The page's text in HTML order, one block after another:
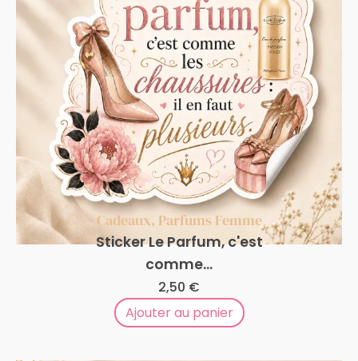
Cadeaux, Parfums Femme
Sticker Le Parfum, c'est
comme...
2,50 €
Ajouter au panier